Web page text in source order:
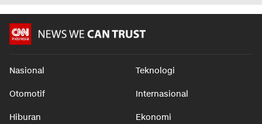
Nasional Teknologi
Otomotif Internasional
Hiburan Ekonomi